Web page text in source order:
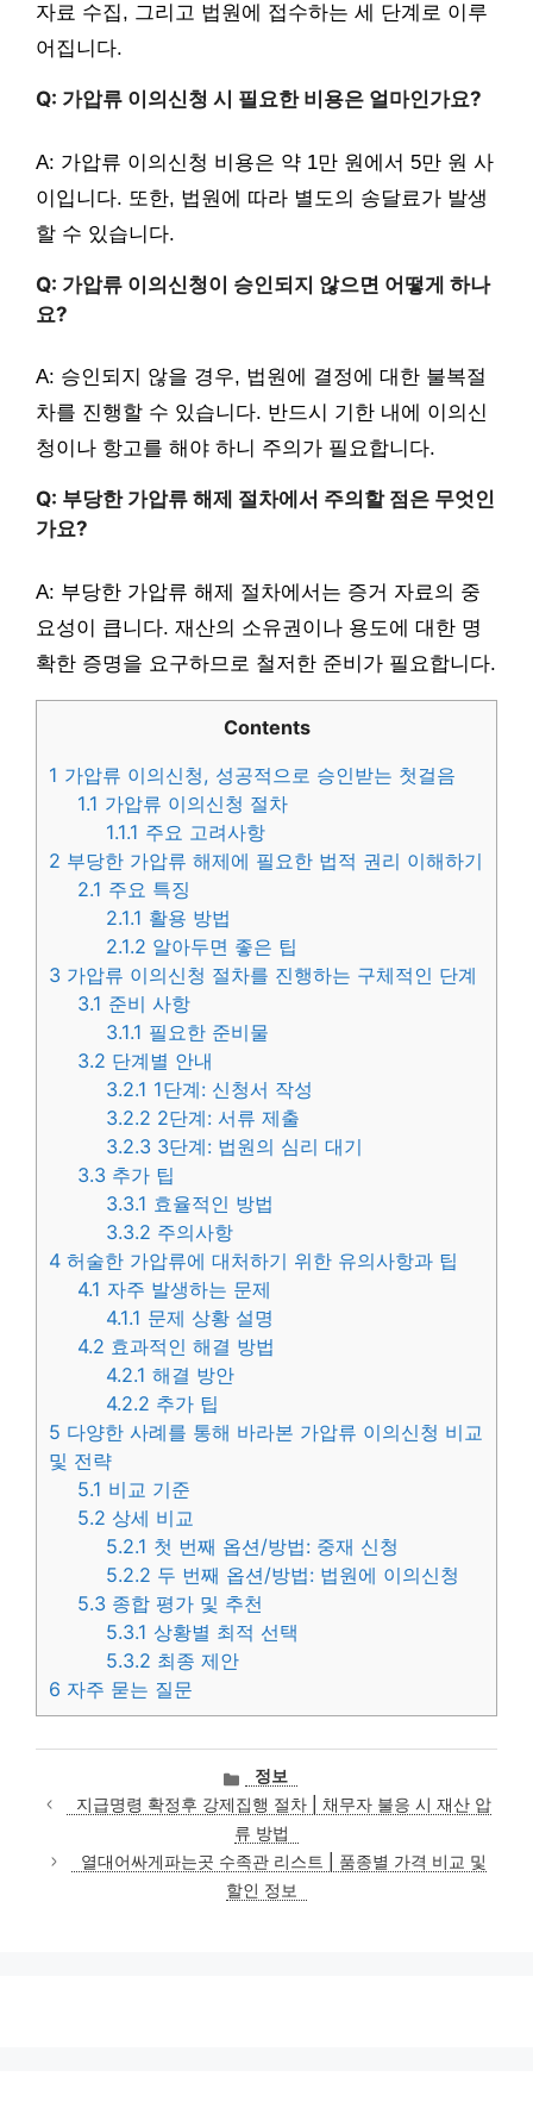
자료 수집, 그리고 법원에 접수하는 세 단계로 이루
어집니다.
Q: 가압류 이의신청 시 필요한 비용은 얼마인가요?
A: 가압류 이의신청 비용은 약 1만 원에서 5만 원 사
이입니다. 또한, 법원에 따라 별도의 송달료가 발생
할 수 있습니다.
Q: 가압류 이의신청이 승인되지 않으면 어떻게 하나
요?
A: 승인되지 않을 경우, 법원에 결정에 대한 불복절
차를 진행할 수 있습니다. 반드시 기한 내에 이의신
청이나 항고를 해야 하니 주의가 필요합니다.
Q: 부당한 가압류 해제 절차에서 주의할 점은 무엇인
가요?
A: 부당한 가압류 해제 절차에서는 증거 자료의 중
요성이 큽니다. 재산의 소유권이나 용도에 대한 명
확한 증명을 요구하므로 철저한 준비가 필요합니다.
Contents
1 가압류 이의신청, 성공적으로 승인받는 첫걸음
1.1 가압류 이의신청 절차
1.1.1 주요 고려사항
2 부당한 가압류 해제에 필요한 법적 권리 이해하기
2.1 주요 특징
2.1.1 활용 방법
2.1.2 알아두면 좋은 팁
3 가압류 이의신청 절차를 진행하는 구체적인 단계
3.1 준비 사항
3.1.1 필요한 준비물
3.2 단계별 안내
3.2.1 1단계: 신청서 작성
3.2.2 2단계: 서류 제출
3.2.3 3단계: 법원의 심리 대기
3.3 추가 팁
3.3.1 효율적인 방법
3.3.2 주의사항
4 허술한 가압류에 대처하기 위한 유의사항과 팁
4.1 자주 발생하는 문제
4.1.1 문제 상황 설명
4.2 효과적인 해결 방법
4.2.1 해결 방안
4.2.2 추가 팁
5 다양한 사례를 통해 바라본 가압류 이의신청 비교
및 전략
5.1 비교 기준
5.2 상세 비교
5.2.1 첫 번째 옵션/방법: 중재 신청
5.2.2 두 번째 옵션/방법: 법원에 이의신청
5.3 종합 평가 및 추천
5.3.1 상황별 최적 선택
5.3.2 최종 제안
6 자주 묻는 질문
카
테
고
리
정보
지급명령 확정후 강제집행 절차 | 채무자 불응 시 재산 압
류 방법
열대어싸게파는곳 수족관 리스트 | 품종별 가격 비교 및
할인 정보